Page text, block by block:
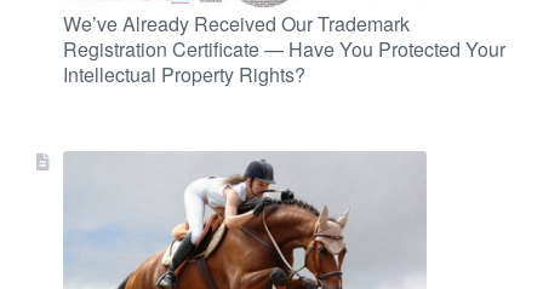
We’ve Already Received Our Trademark
Registration Certificate — Have You Protected Your
Intellectual Property Rights?